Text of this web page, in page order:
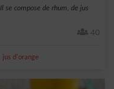
se compose de rhum, de jus
40
jus d'orange